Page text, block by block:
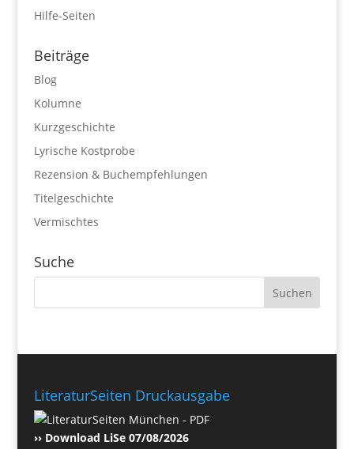
Hilfe-Seiten
Beiträge
Blog
Kolumne
Kurzgeschichte
Lyrische Kostprobe
Rezension & Buchempfehlungen
Titelgeschichte
Vermischtes
Suche
LiteraturSeiten Druckausgabe
›› Download LiSe 07/08/2026